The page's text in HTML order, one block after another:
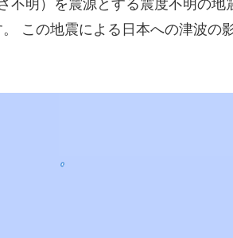
不明）を震源とする震度不明の地
この地震による日本への津波の